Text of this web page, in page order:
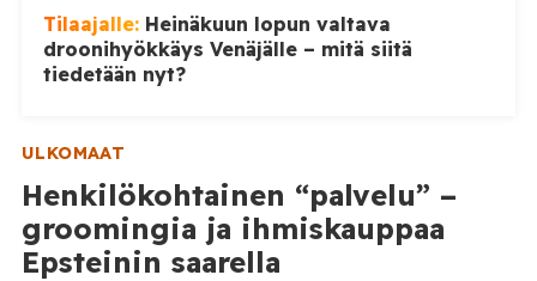
Tilaajalle: Heinäkuun lopun valtava
droonihyökkäys Venäjälle – mitä siitä
tiedetään nyt?
ULKOMAAT
Henkilökohtainen “palvelu” –
groomingia ja ihmiskauppaa
Epsteinin saarella